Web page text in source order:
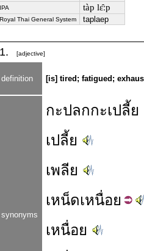
IPA tàp lɛ̂ːp
Royal Thai General System taplaep
1. [adjective]
definition [is] tired; fatigued;
synonyms
กะปลกกะเปลี้ย
เปลี้ย
เพลีย
เหน็ดเหนื่อย
เหนื่อย